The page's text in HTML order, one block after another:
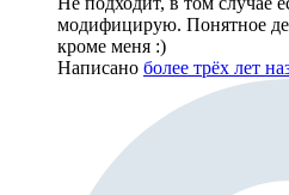
модифицирую. Понятное
кроме меня :)
Написано более трёх лет